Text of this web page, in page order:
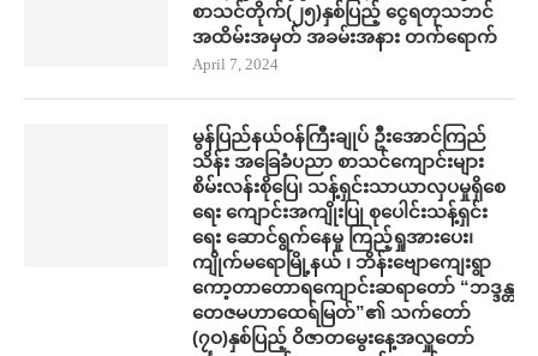
စာသင်တိုက်(၂၅)နှစ်ပြည့် ငွေရတုသဘင်
အထိမ်းအမှတ် အခမ်းအနား တက်​ရောက်
April 7, 2024
မွန်ပြည်နယ်ဝန်ကြီးချုပ် ဦးအောင်ကြည်
သိန်း အ​ခြေခံပညာ စာသင်​ကျောင်းများ
စိမ်းလန်းစို​​ပြေ​၊ သန့်ရှင်းသာယာလှ​ပ​မှုရှိ​စေ
ရေး ကျောင်းအကျိုးပြု စု​ပေါင်းသန့်ရှင်း​
ရေး ​ဆောင်ရွက်နေမှု ကြည့်ရှုအား​ပေး၊
ကျိုက်မရောမြို့နယ် ၊ ဘိန်းဗျောကျေးရွာ
ကော့တာတောရကျောင်းဆရာတော် “ဘဒ္ဒန္တ
တေဇမဟာထေရ်မြတ်”၏ သက်တော်
(၇ဝ)နှစ်ပြည့် ဝိဇာတမွေးနေ့အလှူတော်